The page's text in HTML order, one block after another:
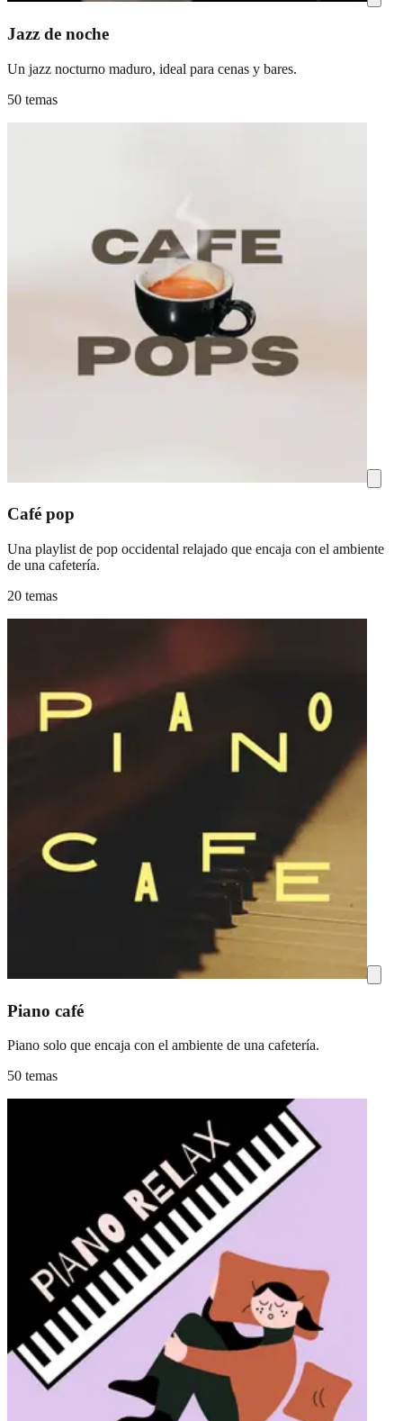
Jazz de noche
Un jazz nocturno maduro, ideal para cenas y bares.
50 temas
Café pop
Una playlist de pop occidental relajado que encaja con el ambiente
de una cafetería.
20 temas
Piano café
Piano solo que encaja con el ambiente de una cafetería.
50 temas